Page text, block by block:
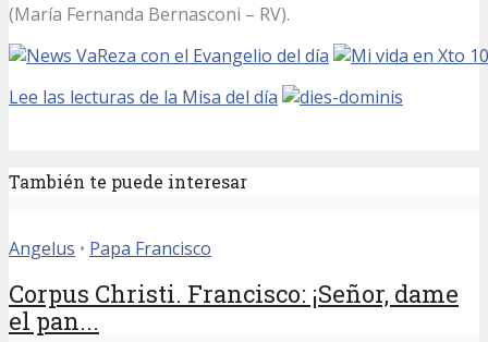
(María Fernanda Bernasconi – RV).
Reza con el Evangelio del día
Lee las lecturas de la Misa del día
También te puede interesar
Angelus • Papa Francisco
Corpus Christi. Francisco: ¡Señor, dame
el pan...